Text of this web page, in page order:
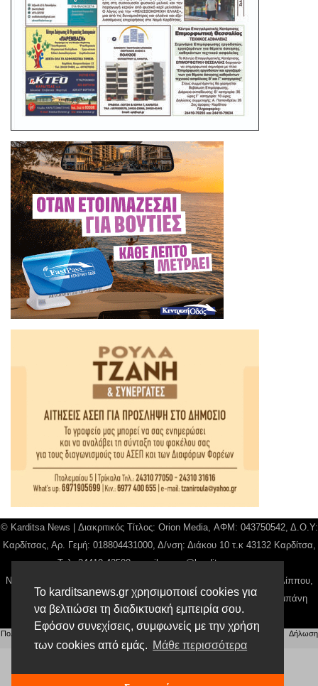
Το karditsanews.gr χρησιμοποιεί cookies για
να βελτιώσει τη διαδικτυακή εμπειρία σου.
Εφόσον συνεχίσεις, συμφωνείς με την χρήση
των cookies από εμάς. Μάθε περισσότερα
© Karditsa News | Διακριτικός Τίτλος: Orion Media, ΑΦΜ: 043750542, Δ.Ο.Υ:
Καρδίτσας, Αρ. Γεμή: 018804431000, Δ/νση: Διάκου 10 τ.κ 43132 Καρδίτσα,
Τηλ: 24410 42500, email:news@karditsanews.gr.
Νόμιμος Εκπρόσωπος, Ιδιοκτήτης και Διαχειριστής: Παναγιώτης Φιλίππου,
Διευθύντρια: Γιαννουσά Βασιλική, Διευθύντιρα Σύνταξης: Μπαλαμπάνη
Βασιλική. Δικαιούχος domain name Παναγιώτης Φιλίππου
Πολιτική απορρήτου Αίτηση Διαχείρισης Προσωπικών Δεδομένων |Όροι χρήσης
Δήλωση
Συμμόρφωσης